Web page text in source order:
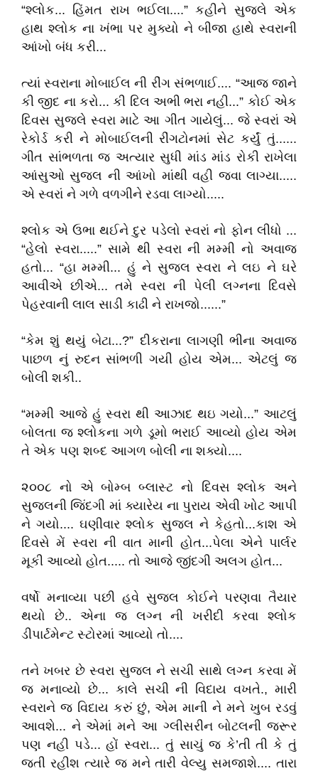
“શ્લોક... હિંમત રાખ ભઈલા....” કહીને સુજલે એક
હાથ શ્લોક ના ખંભા પર મુક્યો ને બીજા હાથે સ્વરાની
આંખો બંધ કરી...
ત્યાં સ્વરાના મોબાઈલ ની રીંગ સંભળાઈ.... “આજ જાને
કી જીદ ના કરો... કી દિલ અભી ભરા નહી...” કોઈ એક
દિવસ સુજલે સ્વરા માટે આ ગીત ગાયેલું... જે સ્વરાં એ
રેકોર્ડ કરી ને મોબાઈલની રીંગટોનમાં સેટ કર્યું તું......
ગીત સાંભળતા જ અત્યાર સુધી માંડ માંડ રોકી રાખેલા
આંસુઓ સુજલ ની આંખો માંથી વહી જવા લાગ્યા.....
એ સ્વરાં ને ગળે વળગીને રડવા લાગ્યો.....
શ્લોક એ ઉભા થઈને દુર પડેલો સ્વરાં નો ફોન લીધો ...
“હેલો સ્વરા.....” સામે થી સ્વરા ની મમ્મી નો અવાજ
હતો... “હા મમ્મી... હું ને સુજલ સ્વરા ને લઇ ને ઘરે
આવીએ છીએ... તમે સ્વરા ની પેલી લગ્નના દિવસે
પેહરવાની લાલ સાડી કાઢી ને રાખજો......”
“કેમ શું થયું બેટા...?” દીકરાના લાગણી ભીના અવાજ
પાછળ નું રુદન સાંભળી ગયી હોય એમ... એટલું જ
બોલી શકી..
“મમ્મી આજે હું સ્વરા થી આઝાદ થઇ ગયો...” આટલું
બોલતા જ શ્લોકના ગળે ડૂમો ભરાઈ આવ્યો હોય એમ
તે એક પણ શબ્દ આગળ બોલી ના શક્યો....
૨૦૦૮ નો એ બોમ્બ બ્લાસ્ટ નો દિવસ શ્લોક અને
સુજલની જિંદગી માં ક્યારેય ના પુરાય એવી ખોટ આપી
ને ગયો.... ઘણીવાર શ્લોક સુજલ ને કેહતો...કાશ એ
દિવસે મેં સ્વરા ની વાત માની હોત...પેલા એને પાર્લર
મૂકી આવ્યો હોત..... તો આજે જીંદગી અલગ હોત...
વર્ષો મનાવ્યા પછી હવે સુજલ કોઈને પરણવા તૈયાર
થયો છે.. એના જ લગ્ન ની ખરીદી કરવા શ્લોક
ડીપાર્ટમેન્ટ સ્ટોરમાં આવ્યો તો....
તને ખબર છે સ્વરા સુજલ ને સચી સાથે લગ્ન કરવા મેં
જ મનાવ્યો છે... કાલે સચી ની વિદાય વખતે., મારી
સ્વરાને જ વિદાય કરું છું, એમ માની ને મને ખુબ રડવું
આવશે... ને એમાં મને આ ગ્લીસરીન બોટલની જરૂર
પણ નહી પડે... હોં સ્વરા... તું સાચું જ કે’તી તી કે તું
જતી રહીશ ત્યારે જ મને તારી વેલ્યુ સમજાશે.... તારા